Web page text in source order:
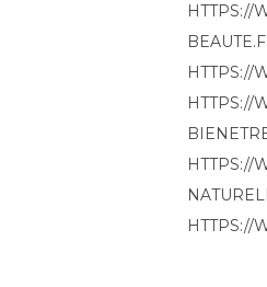
HTTPS://
HTTPS://
HTTPS://
HTTPS://
HTTPS://